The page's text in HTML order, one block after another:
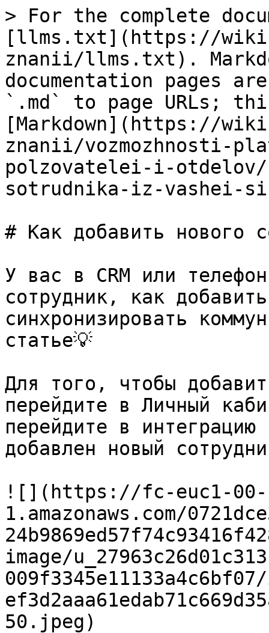
> For the complete
[llms.txt](https://
znanii/llms.txt).
documentation pages
`.md` to page URLs;
[Markdown](https://
znanii/vozmozhnosti-
polzovatelei-i-otdelov/
sotrudnika-iz-vashei-
# Как добавить нового
У вас в СRM или
сотрудник, как
синхронизировать
статье💡
Для того, чтобы
перейдите в Личный
перейдите в
добавлен новый
![](https://fc-euc1-00-
1.amazonaws.com/
image/
50.jpeg)